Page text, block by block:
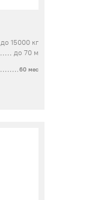
до 15000 кг
до 70 м
60 мес